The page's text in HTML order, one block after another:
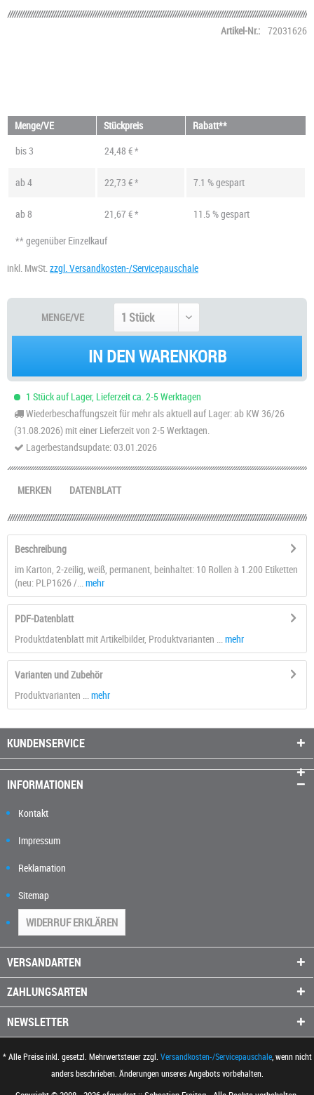
Artikel-Nr.: 72031626
Menge/VE Stückpreis
Rabatt**
bis 3 24,48 € *
ab4 22,73 € * 7.1 % gespart
ab8 21,67 € *
11.5 % gespart
** gegenüber Einzelkauf
inkl. MwSt. zzgl. Versandkosten-/Servicepauschale
MENGE/VE
IN DEN WARENKORB
1 Stück auf Lager, Lieferzeit ca. 2-5 Werktagen
Wiederbeschaffungszeit für mehr als aktuell auf Lager: ab KW 36/26
(31.08.2026) mit einer Lieferzeit von 2-5 Werktagen.
Lagerbestandsupdate: 03.01.2026
DATENBLATT
MERKEN
Beschreibung
im Karton, 2-zeilig, weiß, permanent, beinhaltet: 10 Rollen à 1.200 Etiketten
(neu: PLP1626 /...
mehr
PDF-Datenblatt
Produktdatenblatt mit Artikelbilder, Produktvarianten ... mehr
Varianten und Zubehör
Produktvarianten ... mehr
KUNDENSERVICE
INFORMATIONEN
Kontakt
Impressum
Reklamation
Sitemap
WIDERRUF ERKLÄREN
VERSANDARTEN
ZAHLUNGSARTEN
NEWSLETTER
* Alle Preise inkl. gesetzl. Mehrwertsteuer zzgl. Versandkosten-/Servicepauschale, wenn nicht
anders beschrieben. Änderungen unseres Angebots vorbehalten.